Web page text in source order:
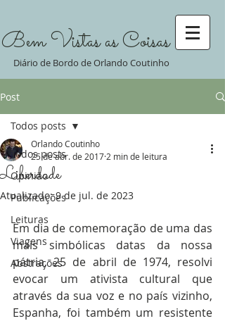
Bem Vistas as Coisas
Diário de Bordo de Orlando Coutinho
Post
Todos posts
Opinião
Publicações
Leituras
Viagens
Abstrações
Todos posts
Liberdade
Orlando Coutinho
25 de abr. de 2017 2 min de leitura
Atualizado:9 de jul. de 2023
Em dia de comemoração de uma das
mais simbólicas datas da nossa
pátria, 25 de abril de 1974, resolvi
evocar um ativista cultural que
através da sua voz e no país vizinho,
Espanha, foi também um resistente